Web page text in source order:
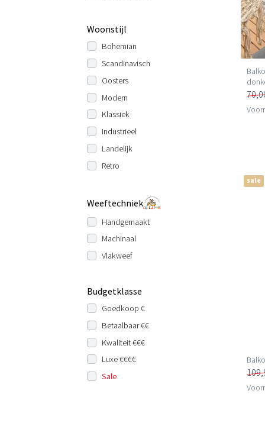
Woonstijl
Bohemian
Scandinavisch
Oosters
Modern
Klassiek
Industrieel
Landelijk
Retro
Weeftechniek
Handgemaakt
Machinaal
Vlakweef
Budgetklasse
Goedkoop €
Betaalbaar €€
Kwaliteit €€€
Luxe €€€€
Sale
sale